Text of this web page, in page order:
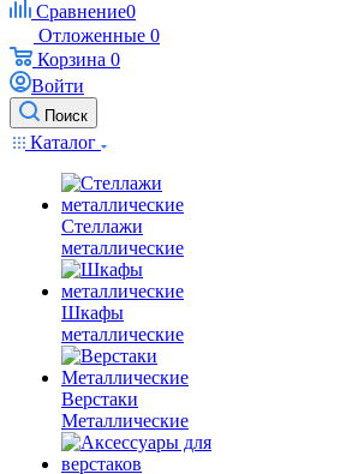
Сравнение0
Отложенные 0
Корзина 0
Войти
Поиск
Каталог
Стеллажи
металлические
Шкафы
металлические
Верстаки
Металлические